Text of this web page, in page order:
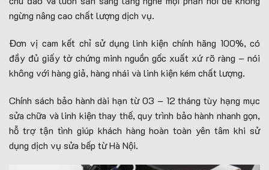
ngừng nâng cao chất lượng dịch vụ.
Đơn vị cam kết chỉ sử dụng linh kiện chính hãng 100%, có
đầy đủ giấy tờ chứng minh nguồn gốc xuất xứ rõ ràng – nói
không với hàng giả, hàng nhái và linh kiện kém chất lượng.
Chính sách bảo hành dài hạn từ 03 – 12 tháng tùy hạng mục
sửa chữa và linh kiện thay thế, quy trình bảo hành nhanh gọn,
hỗ trợ tận tình giúp khách hàng hoàn toàn yên tâm khi sử
dụng dịch vụ sửa bếp từ Hà Nội.